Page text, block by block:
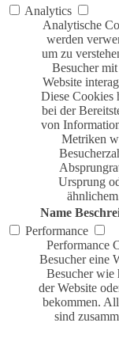
Analytics
Analytische
werden
um zu
Besucher
Website
Diese Cookies
bei der
von
Metriken
Ursprung
Name
Performance
Performance
Besucher eine
Besucher wie
der Website
bekommen.
sind